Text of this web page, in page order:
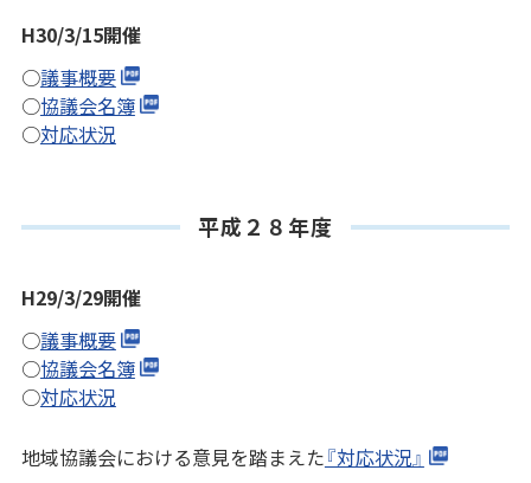
H30/3/15開催
○議事概要
○協議会名簿
○対応状況
平成２８年度
H29/3/29開催
○議事概要
○協議会名簿
○対応状況
地域協議会における意見を踏まえた『対応状況』